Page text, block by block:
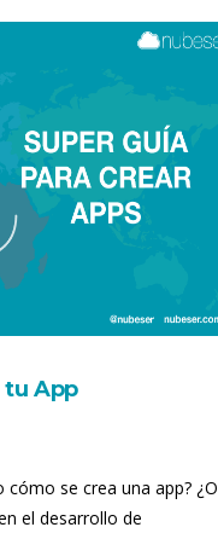
tu App
cómo se crea una app? ¿O
el desarrollo de